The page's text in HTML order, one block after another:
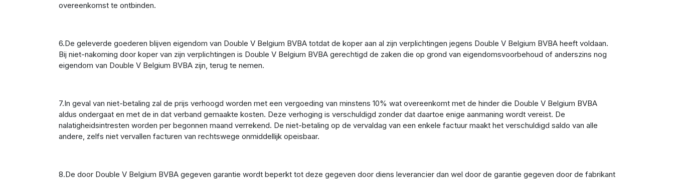
overeenkomst te ontbinden.
6.De geleverde goederen blijven eigendom van Double V Belgium BVBA totdat de koper aan al zijn verplichtingen jegens Double V Belgium BVBA heeft voldaan.
Bij niet-nakoming door koper van zijn verplichtingen is Double V Belgium BVBA gerechtigd de zaken die op grond van eigendomsvoorbehoud of anderszins nog
eigendom van Double V Belgium BVBA zijn, terug te nemen.
7.In geval van niet-betaling zal de prijs verhoogd worden met een vergoeding van minstens 10% wat overeenkomt met de hinder die Double V Belgium BVBA
aldus ondergaat en met de in dat verband gemaakte kosten. Deze verhoging is verschuldigd zonder dat daartoe enige aanmaning wordt vereist. De
nalatigheidsintresten worden per begonnen maand verrekend. De niet-betaling op de vervaldag van een enkele factuur maakt het verschuldigd saldo van alle
andere, zelfs niet vervallen facturen van rechtswege onmiddellijk opeisbaar.
8.De door Double V Belgium BVBA gegeven garantie wordt beperkt tot deze gegeven door diens leverancier dan wel door de garantie gegeven door de fabrikant